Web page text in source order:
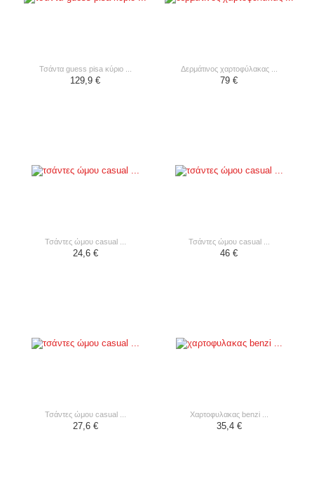
τσάντα guess pisa κύριο ...
129,9 €
δερμάτινος χαρτοφύλακας ...
79 €
τσάντες ώμου casual ...
24,6 €
τσάντες ώμου casual ...
46 €
τσάντες ώμου casual ...
27,6 €
χαρτοφυλακας benzi ...
35,4 €